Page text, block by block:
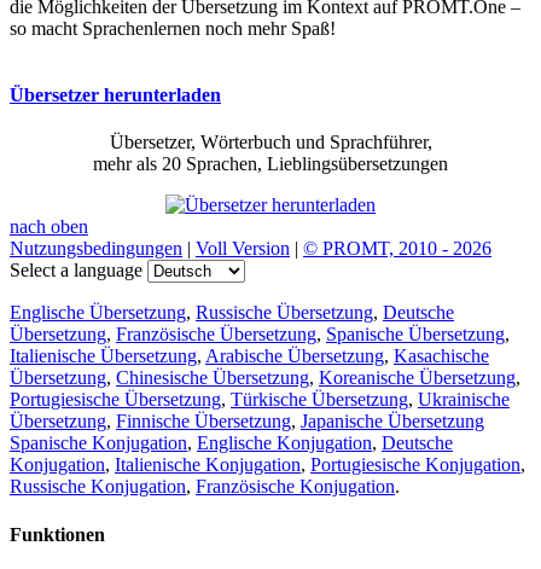
die Möglichkeiten der Übersetzung im Kontext auf PROMT.One –
so macht Sprachenlernen noch mehr Spaß!
Übersetzer herunterladen
Übersetzer, Wörterbuch und Sprachführer,
mehr als 20 Sprachen, Lieblingsübersetzungen
nach oben
Nutzungsbedingungen | Voll Version | © PROMT, 2010 - 2026
Select a language
Englische Übersetzung, Russische Übersetzung, Deutsche
Übersetzung, Französische Übersetzung, Spanische Übersetzung,
Italienische Übersetzung, Arabische Übersetzung, Kasachische
Übersetzung, Chinesische Übersetzung, Koreanische Übersetzung,
Portugiesische Übersetzung, Türkische Übersetzung, Ukrainische
Übersetzung, Finnische Übersetzung, Japanische Übersetzung
Spanische Konjugation, Englische Konjugation, Deutsche
Konjugation, Italienische Konjugation, Portugiesische Konjugation,
Russische Konjugation, Französische Konjugation.
Funktionen